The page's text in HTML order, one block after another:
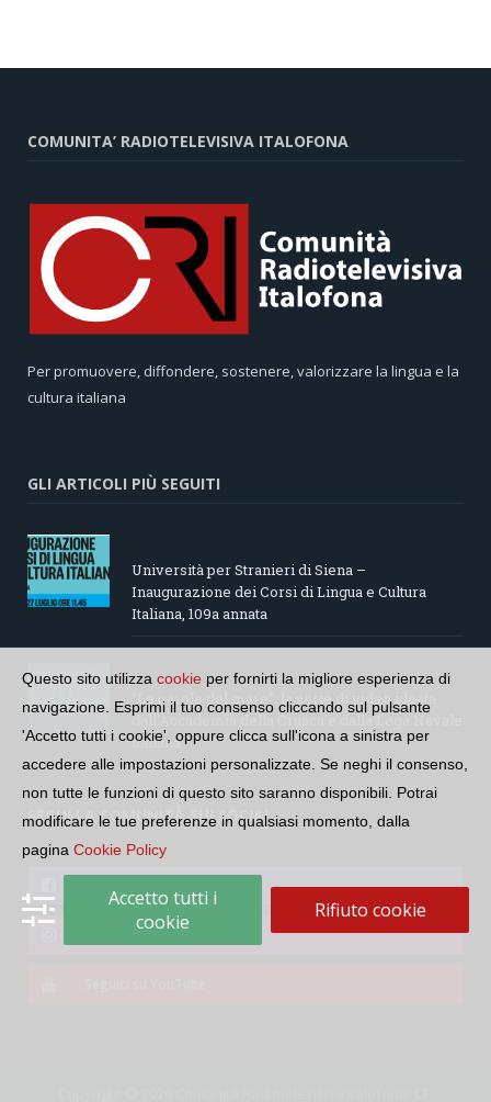
COMUNITA’ RADIOTELEVISIVA ITALOFONA
Per promuovere, diffondere, sostenere, valorizzare la lingua e la
cultura italiana
GLI ARTICOLI PIÙ SEGUITI
Università per Stranieri di Siena –
Inaugurazione dei Corsi di Lingua e Cultura
Italiana, 109a annata
“Le parole del mare”: la serie di video ideata
dall’Accademia della Crusca e dalla Lega Navale
italiana
SEGUI LA COMUNITÀ SUI SOCIAL
Seguici su Instagram
Questo sito utilizza cookie per fornirti la migliore esperienza di
navigazione. Esprimi il tuo consenso cliccando sul pulsante
'Accetto tutti i cookie', oppure clicca sull'icona a sinistra per
accedere alle impostazioni personalizzate. Se neghi il consenso,
non tutte le funzioni di questo sito saranno disponibili. Potrai
modificare le tue preferenze in qualsiasi momento, dalla
pagina Cookie Policy
Accetto tutti i
cookie
Rifiuto cookie